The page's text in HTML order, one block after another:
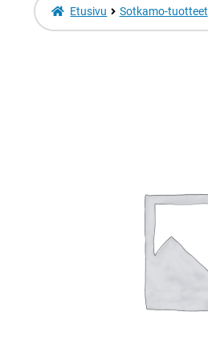
Etusivu Sotkamo-tuotteet